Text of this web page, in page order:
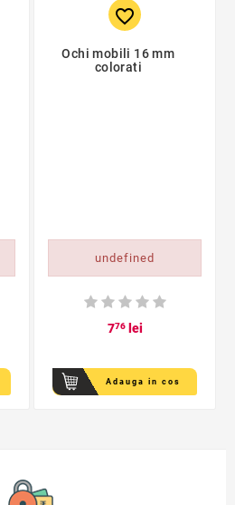
favorite_border
Ochi mobili 16 mm
colorati
undefined
776lei
Adauga in cos